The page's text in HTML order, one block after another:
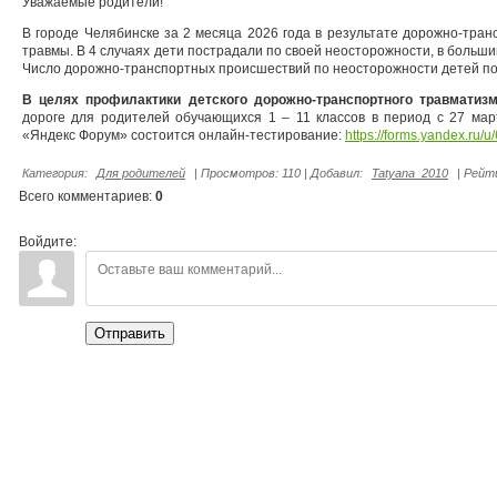
В городе Челябинске за 2 месяца 2026 года в результате дорожно-
травмы. В 4 случаях дети пострадали по своей неосторожности, в
Число дорожно-транспортных происшествий по неосторожности детей
В целях профилактики детского дорожно-транспортного
дороге для родителей обучающихся 1 – 11 классов в период с 27
«Яндекс Форум» состоится онлайн-тестирование: https://forms.yandex.ru/
Категория: Для родителей | Просмотров: 110 | Добавил: Tatyana_2010 |
Всего комментариев: 0
Войдите:
Отправить